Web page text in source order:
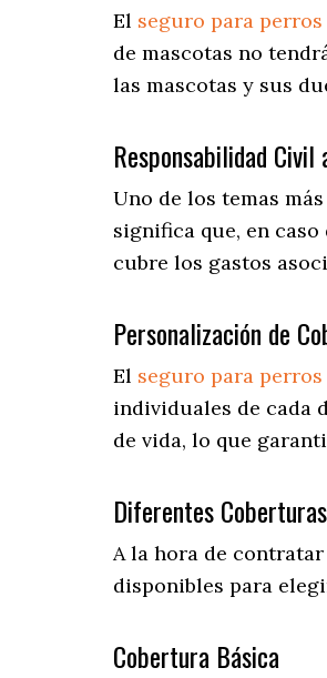
El seguro para perros
de mascotas no
las mascotas y sus
Responsabilidad Civil
Uno de los temas
significa que, en
cubre los gastos
Personalización de
El seguro para perros
individuales de cada
de vida, lo que
Diferentes
A la hora de
disponibles para
Cobertura Básica